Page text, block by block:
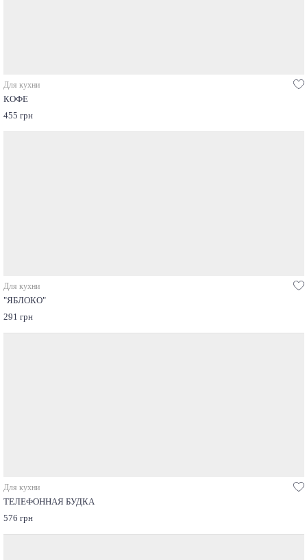
Для кухни
КОФЕ
455 грн
Для кухни
"ЯБЛОКО"
291 грн
Для кухни
ТЕЛЕФОННАЯ БУДКА
576 грн